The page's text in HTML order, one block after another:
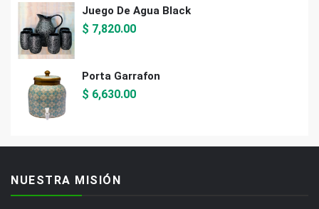
Juego De Agua Black
$ 7,820.00
Porta Garrafon
$ 6,630.00
NUESTRA MISIÓN